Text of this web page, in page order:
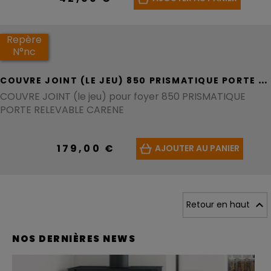
Repère
N°nc
C
OUVRE JOINT (LE JEU) 850 PRISMATIQUE PORTE RELEVABLE CARENE - REF AT850151A
COUVRE JOINT (le jeu) pour foyer 850 PRISMATIQUE
PORTE RELEVABLE CARENE
179,00 € AJOUTER AU PANIER
Retour en haut 
NOS DERNIÈRES NEWS